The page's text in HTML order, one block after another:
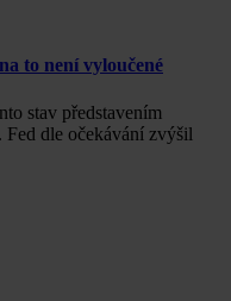
to není vyloučené
stav představením
dle očekávání zvýšil